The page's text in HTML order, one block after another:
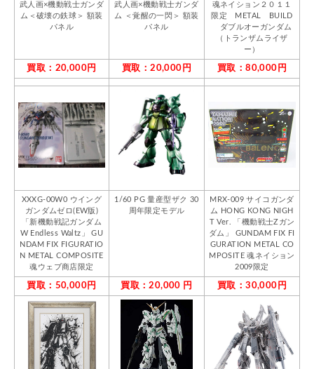
武人画×機動戦士ガンダ
ム＜破壊の鉄球＞ 額装
パネル
武人画×機動戦士ガンダ
ム ＜覚醒の一閃＞ 額装
パネル
魂ネイション２０１１
限定 METAL BUILD
ダブルオーガンダム
（トランザムライザ
ー）
買取：20,000円 買取：20,000円 買取：80,000円
XXXG-00W0 ウイング
ガンダムゼロ(EW版)
「新機動戦記ガンダム
W Endless Waltz」 GU
NDAM FIX FIGURATIO
N METAL COMPOSITE
魂ウェブ商店限定
1/60 PG 量産型ザク 30
周年限定モデル
MRX-009 サイコガンダ
ム HONG KONG NIGH
T Ver. 「機動戦士Zガン
ダム」 GUNDAM FIX FI
GURATION METAL CO
MPOSITE 魂ネイション
2009限定
買取：50,000円 買取：20,000 円 買取：30,000円